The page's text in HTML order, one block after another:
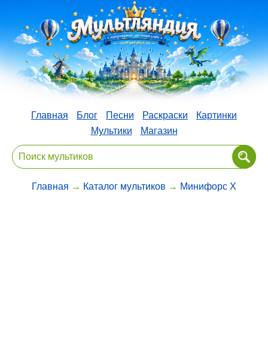
Главная Блог Песни Раскраски
Картинки
Мультики
Магазин
Главная → Каталог мультиков → Минифорс X